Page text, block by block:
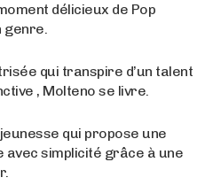
délicieux de Pop
genre.
qui transpire d’un talent
, Molteno se livre.
qui propose une
avec simplicité grâce à une